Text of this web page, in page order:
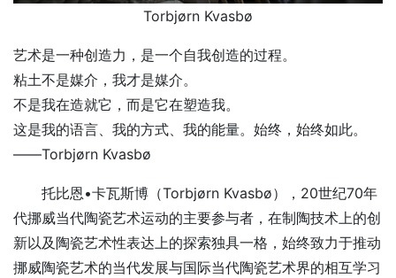
Torbjørn Kvasbø
艺术是一种创造力，是一个自我创造的过程。
粘土不是媒介，我才是媒介。
不是我在造就它，而是它在塑造我。
这是我的语言、我的方式、我的能量。始终，始终如此。
——Torbjørn Kvasbø
托比恩•卡瓦斯博（Torbjørn Kvasbø），20世纪70年
代挪威当代陶瓷艺术运动的主要参与者，在制陶技术上的创
新以及陶瓷艺术性表达上的探索独具一格，始终致力于推动
挪威陶瓷艺术的当代发展与国际当代陶瓷艺术界的相互学习